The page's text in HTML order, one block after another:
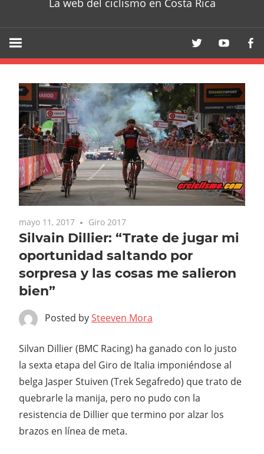
La web del ciclismo en Costa Rica
mayo 11, 2017 Giro 2017
Silvain Dillier: “Trate de jugar mi
oportunidad saltando por
sorpresa y las cosas me salieron
bien”
Posted bySteeven Mora
Silvan Dillier (BMC Racing) ha ganado con lo justo
la sexta etapa del Giro de Italia imponiéndose al
belga Jasper Stuiven (Trek Segafredo) que trato de
quebrarle la manija, pero no pudo con la
resistencia de Dillier que termino por alzar los
brazos en línea de meta.